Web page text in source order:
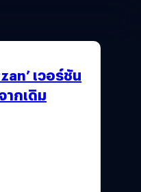
เวอร์ชัน
กเดิม